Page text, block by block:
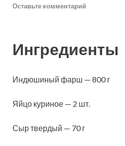
Оставьте комментарий
Ингредиенты
Индюшиный фарш — 800 г
Яйцо куриное — 2 шт.
Сыр твердый — 70 г